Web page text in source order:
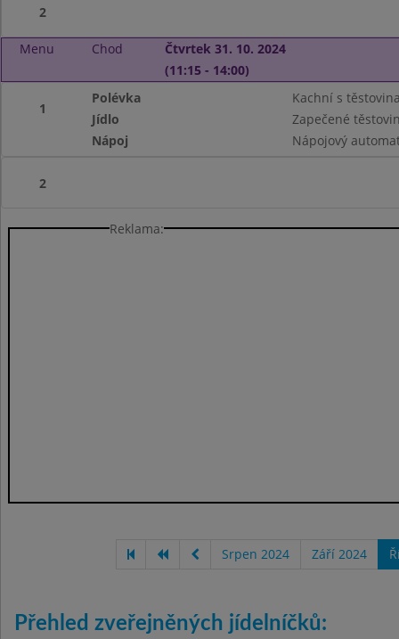
2
Menu Chod
Čtvrtek 31. 10. 2024
(11:15 - 14:00)
1
Polévka
Kachní s
Jídlo
Zapečené
Nápoj
Nápojový
2
Reklama:
Srpen 2024 Září 2024
Přehled zveřejněných jídelníčků: